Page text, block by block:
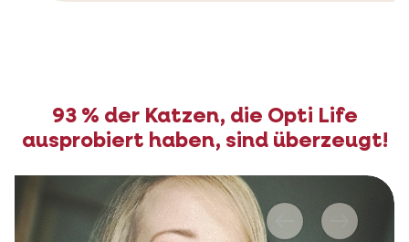
93 % der Katzen, die Opti Life
ausprobiert haben, sind überzeugt!
Vorher Nächstes